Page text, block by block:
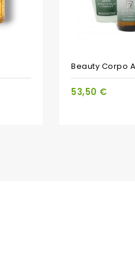
Beauty Corpo
53,50 €